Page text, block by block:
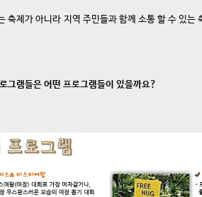
축제가 아니라 지역 주민들과 함께 소통 할 수 있는
그램들은 어떤 프로그램들이 있을까요?